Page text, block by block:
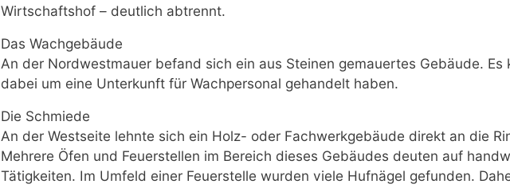
Wirtschaftshof – deutlich abtrennt.
Das Wachgebäude
An der Nordwestmauer befand sich ein aus Steinen gemauertes Gebäude. Es
dabei um eine Unterkunft für Wachpersonal gehandelt haben.
Die Schmiede
An der Westseite lehnte sich ein Holz- oder Fachwerkgebäude direkt an die
Mehrere Öfen und Feuerstellen im Bereich dieses Gebäudes deuten auf
Tätigkeiten. Im Umfeld einer Feuerstelle wurden viele Hufnägel gefunden.